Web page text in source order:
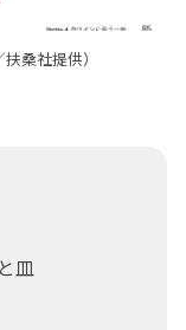
桑社提供）
皿